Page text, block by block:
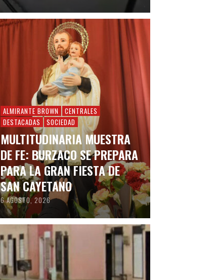
ALMIRANTE BROWN
CENTRALES
DESTACADAS
SOCIEDAD
MULTITUDINARIA MUESTRA
DE FE: BURZACO SE PREPARA
PARA LA GRAN FIESTA DE
SAN CAYETANO
6 AGOSTO, 2026